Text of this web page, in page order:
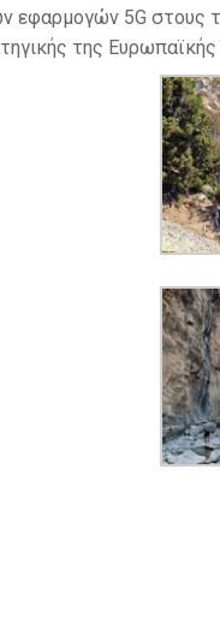
εφαρμογών 5G
της